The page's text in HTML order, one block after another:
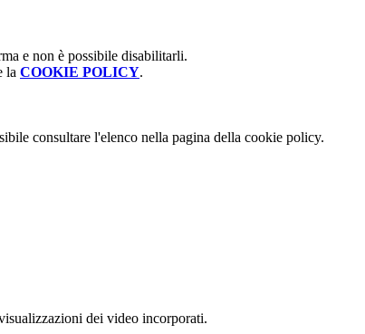
e non è possibile disabilitarli.
la COOKIE POLICY.
consultare l'elenco nella pagina della cookie policy.
dei video incorporati.